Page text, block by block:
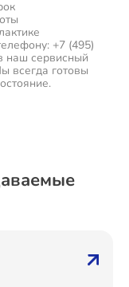
+7 (495)
наш сервисный
всегда готовы